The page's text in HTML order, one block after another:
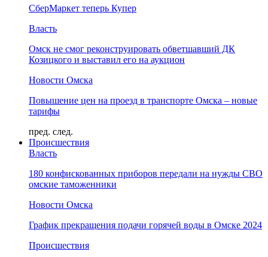
СберМаркет теперь Купер
Власть
Омск не смог реконструировать обветшавший ДК
Козицкого и выставил его на аукцион
Новости Омска
Повышение цен на проезд в транспорте Омска – новые
тарифы
пред. след.
Происшествия
Власть
180 конфискованных приборов передали на нужды СВО
омские таможенники
Новости Омска
График прекращения подачи горячей воды в Омске 2024
Происшествия